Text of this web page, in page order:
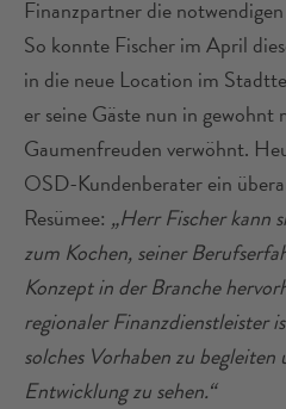
Finanzpartner die
So konnte Fischer im April
in die neue Location im
er seine Gäste nun in
Gaumenfreuden verwöhnt.
OSD-Kundenberater ein
Resümee: „Herr Fischer kann
zum Kochen, seiner
Konzept in der Branche
regionaler Finanzdienstleister
solches Vorhaben zu begleiten
Entwicklung zu sehen.“